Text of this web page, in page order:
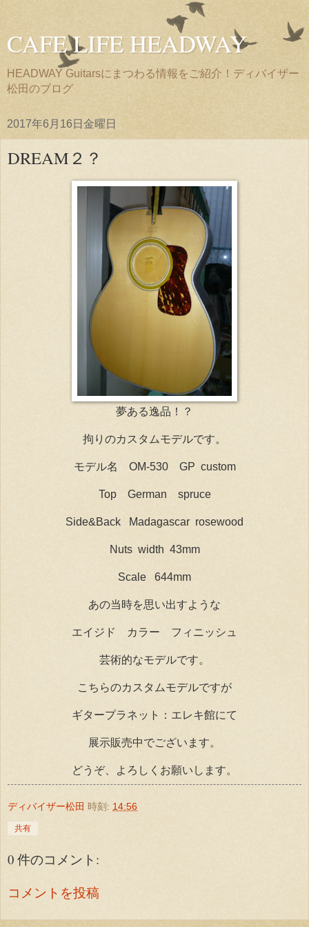
CAFE LIFE HEADWAY
HEADWAY Guitarsにまつわる情報をご紹介！ディバイザー
松田のブログ
2017年6月16日金曜日
DREAM２？
夢ある逸品！？
拘りのカスタムモデルです。
モデル名 OM-530 GP custom
Top German spruce
Side&Back Madagascar rosewood
Nuts width 43mm
Scale 644mm
あの当時を思い出すような
エイジド カラー フィニッシュ
芸術的なモデルです。
こちらのカスタムモデルですが
ギタープラネット：エレキ館にて
展示販売中でございます。
どうぞ、よろしくお願いします。
ディバイザー松田 時刻: 14:56
共有
0 件のコメント:
コメントを投稿